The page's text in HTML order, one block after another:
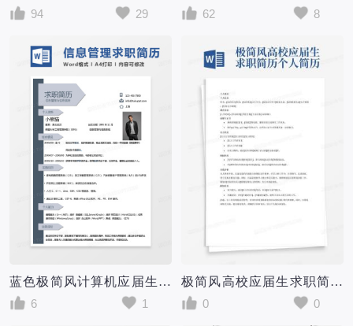
94
29
62
8
蓝色极简风计算机应届生求职简历信息管理与信息系统求职简历Word模板
6
1
极简风高校应届生求职简历个人简历简历word简历
0
0